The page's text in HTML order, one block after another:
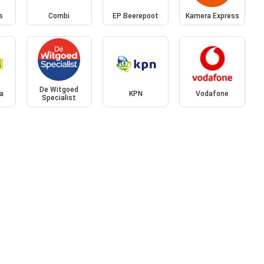
Combi EP Beerepoot Kamera Express
De Witgoed
Specialist
KPN Vodafone